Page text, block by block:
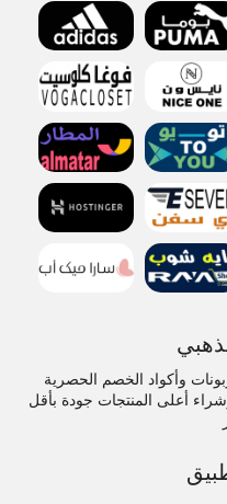
وأكواد الخصم الحصرية
أعلى المنتجات جودة بأقل